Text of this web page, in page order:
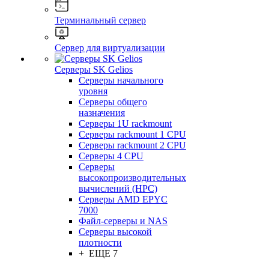
Терминальный сервер
Сервер для виртуализации
Серверы SK Gelios
Серверы начального
уровня
Серверы общего
назначения
Серверы 1U rackmount
Серверы rackmount 1 CPU
Серверы rackmount 2 CPU
Серверы 4 CPU
Серверы
высокопроизводительных
вычислений (HPC)
Серверы AMD EPYC
7000
Файл-серверы и NAS
Серверы высокой
плотности
+ ЕЩЕ 7